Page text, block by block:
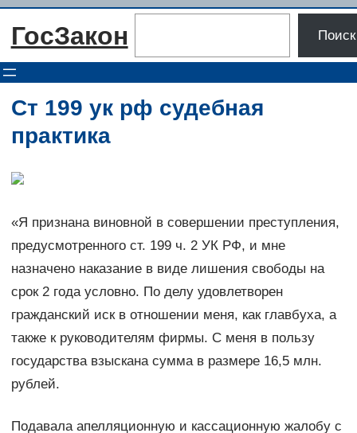
Перейти
ГосЗакон Поиск
Ст 199 ук рф судебная
практика
«Я признана виновной в совершении преступления,
предусмотренного ст. 199 ч. 2 УК РФ, и мне
назначено наказание в виде лишения свободы на
срок 2 года условно. По делу удовлетворен
гражданский иск в отношении меня, как главбуха, а
также к руководителям фирмы. С меня в пользу
государства взыскана сумма в размере 16,5 млн.
рублей.
Подавала апелляционную и кассационную жалобу с